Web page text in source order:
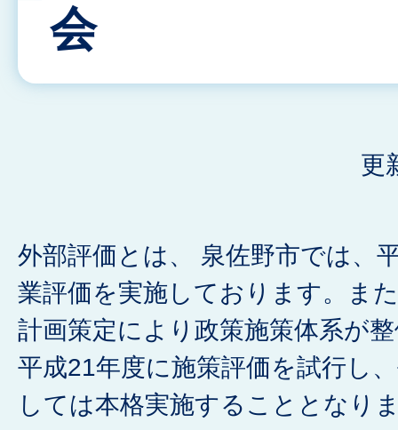
会
更
外部評価とは、 泉佐野市では、
業評価を実施しております。ま
計画策定により政策施策体系が
平成21年度に施策評価を試行し
しては本格実施することとなり